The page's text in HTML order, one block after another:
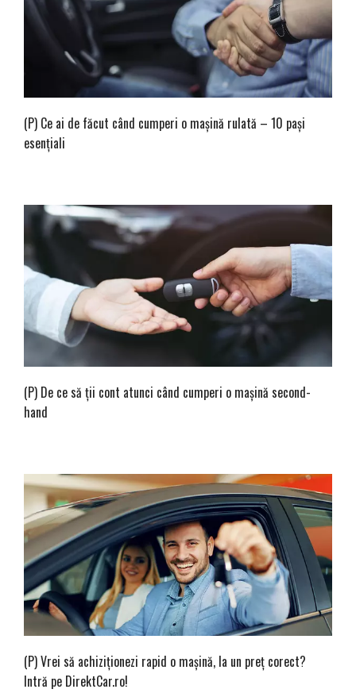
(P) Ce ai de făcut când cumperi o mașină rulată – 10 pași
esențiali
(P) De ce să ții cont atunci când cumperi o mașină second-
hand
(P) Vrei să achiziționezi rapid o mașină, la un preț corect?
Intră pe DirektCar.ro!